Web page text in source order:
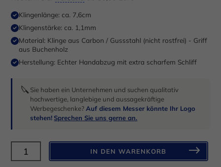
Klingenlänge: ca. 7,6cm
Klingenstärke: ca. 1,1mm
Material: Klinge aus Carbon / Gussstahl (nicht rostfrei) - Griff
aus Buchenholz
Herstellung: Echter Handabzug mit extra scharfem Schliff
🔪Sie haben ein Unternehmen und suchen qualitativ
hochwertige, langlebige und aussagekräftige
Werbegeschenke?Auf diesem Messer könnte Ihr Logo
stehen! Sprechen Sie uns gerne an.
H.Herder
2er-
IN DEN WARENKORB
Anzeigen- und Inhaltsmessung.
Verwendung Ihrer Daten finden Sie in unserer
Datenschutzerklärung
Hier finden Sie eine Übersicht über alle verwendeten Cookies.
Sie können Ihre Einwilligung zu ganzen Kategorien geben oder
sich weitere Informationen anzeigen lassen und so nur
bestimmte Cookies auswählen.
Nur essenzielle Cookies akzeptieren
Essenziell (1)
Essenzielle Cookies ermöglichen grundlegende Funktionen und sind für